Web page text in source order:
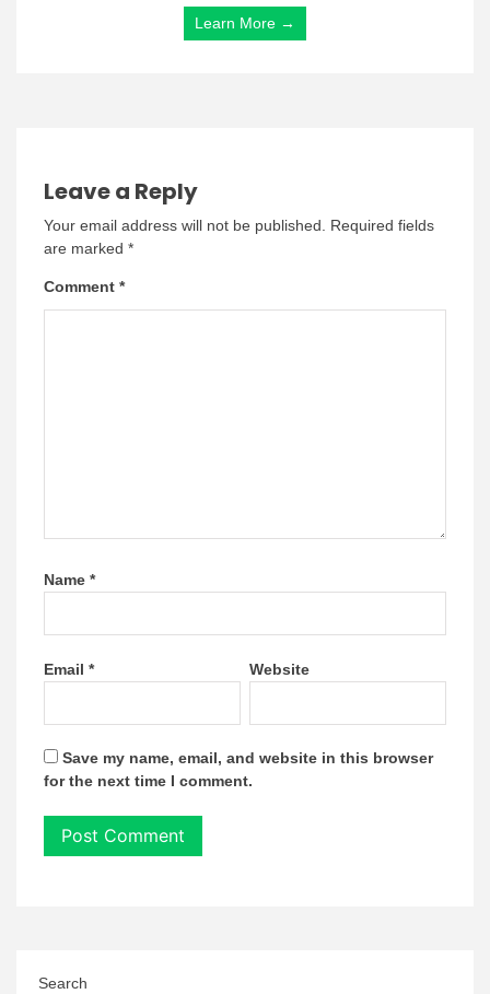
Learn More →
Leave a Reply
Your email address will not be published.
Required fields
are marked *
Comment *
Name *
Email * Website
Save my name, email, and website in this browser
for the next time I comment.
Search